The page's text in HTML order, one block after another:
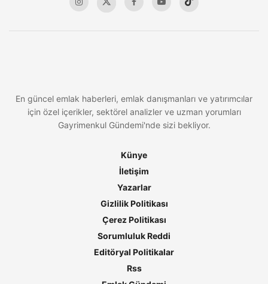
En güncel emlak haberleri, emlak danışmanları ve yatırımcılar
için özel içerikler, sektörel analizler ve uzman yorumları
Gayrimenkul Gündemi'nde sizi bekliyor.
Künye
İletişim
Yazarlar
Gizlilik Politikası
Çerez Politikası
Sorumluluk Reddi
Editöryal Politikalar
Rss